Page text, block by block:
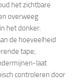
het zichtbare
overweeg
het donker.
de hoeveelheid
tape;
laat
controleren door